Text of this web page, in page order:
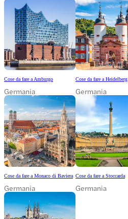
Cose da fare a Amburgo
Germania
Cose da fare a Heidelberg
Germania
Cose da fare a Monaco di Baviera
Germania
Cose da fare a Stoccarda
Germania